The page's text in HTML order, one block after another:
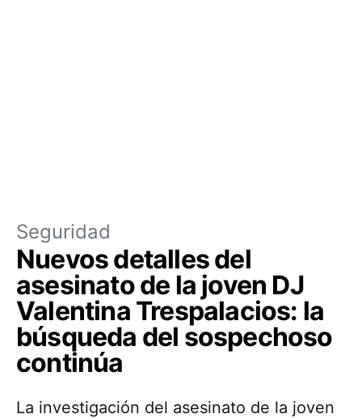
Seguridad
Nuevos detalles del
asesinato de la joven DJ
Valentina Trespalacios: la
búsqueda del sospechoso
continúa
La investigación del asesinato de la joven